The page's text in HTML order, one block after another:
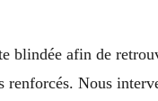
blindée afin de
Nous